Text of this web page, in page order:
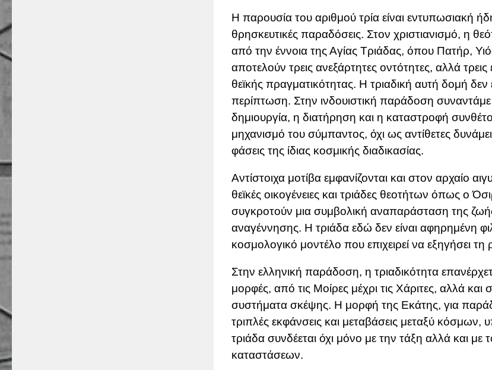
Η παρουσία του αριθμού τρία είναι εντυπωσιακή
θρησκευτικές παραδόσεις. Στον χριστιανισμό, η
από την έννοια της Αγίας Τριάδας, όπου Πατήρ,
αποτελούν τρεις ανεξάρτητες οντότητες, αλλά τρεις
θεϊκής πραγματικότητας. Η τριαδική αυτή δομή δεν
περίπτωση. Στην ινδουιστική παράδοση
δημιουργία, η διατήρηση και η καταστροφή
μηχανισμό του σύμπαντος, όχι ως αντίθετες
φάσεις της ίδιας κοσμικής διαδικασίας.
Αντίστοιχα μοτίβα εμφανίζονται και στον αρχαίο
θεϊκές οικογένειες και τριάδες θεοτήτων όπως ο
συγκροτούν μια συμβολική αναπαράσταση της
αναγέννησης. Η τριάδα εδώ δεν είναι αφηρημένη
κοσμολογικό μοντέλο που επιχειρεί να εξηγήσει
Στην ελληνική παράδοση, η τριαδικότητα
μορφές, από τις Μοίρες μέχρι τις Χάριτες, αλλά
συστήματα σκέψης. Η μορφή της Εκάτης, για
τριπλές εκφάνσεις και μεταβάσεις μεταξύ κόσμων,
τριάδα συνδέεται όχι μόνο με την τάξη αλλά και με
καταστάσεων.